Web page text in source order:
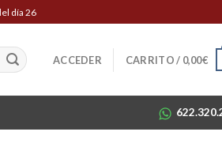
día 26
ACCEDER CARRITO / 0,00€